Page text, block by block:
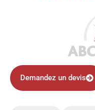
Demandez un devis